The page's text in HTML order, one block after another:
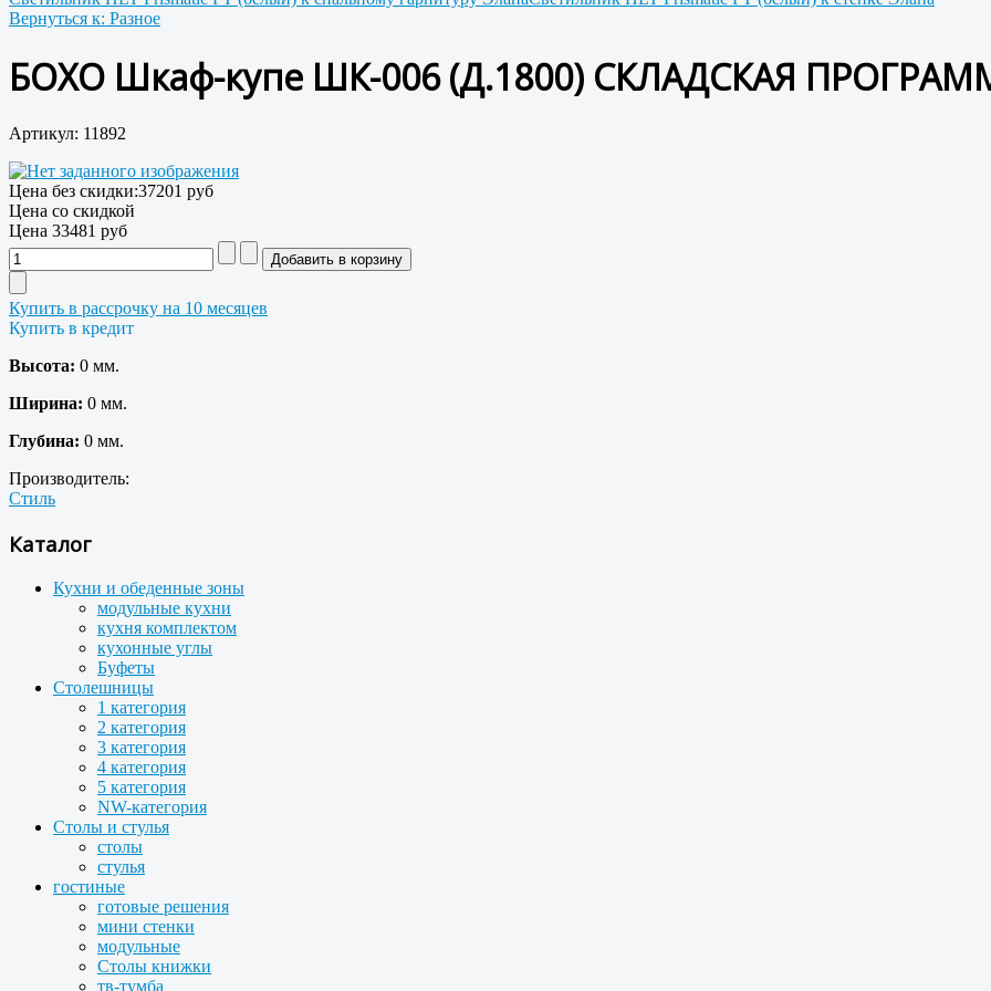
Вернуться к: Разное
БОХО Шкаф-купе ШК-006 (Д.1800) СКЛАДСКАЯ
Артикул: 11892
Цена без скидки:37201 руб
Цена со скидкой
Цена 33481 руб
Купить в рассрочку на 10 месяцев
Купить в кредит
Высота: 0 мм.
Ширина: 0 мм.
Глубина: 0 мм.
Производитель:
Стиль
Каталог
Кухни и обеденные зоны
модульные кухни
кухня комплектом
кухонные углы
Буфеты
Столешницы
1 категория
2 категория
3 категория
4 категория
5 категория
NW-категория
Столы и стулья
столы
стулья
гостиные
готовые решения
мини стенки
модульные
Столы книжки
тв-тумба